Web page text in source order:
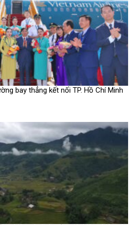
bay thẳng kết nối TP. Hồ Chí Minh